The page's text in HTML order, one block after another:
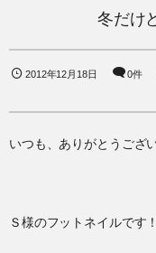
冬だけ
2012年12月18日 0件
いつも、ありがとうござ
Ｓ様のフットネイルです！